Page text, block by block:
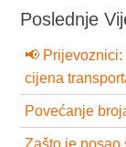
Poslednje
📢
cijena
Povećanje
Zašto je posao